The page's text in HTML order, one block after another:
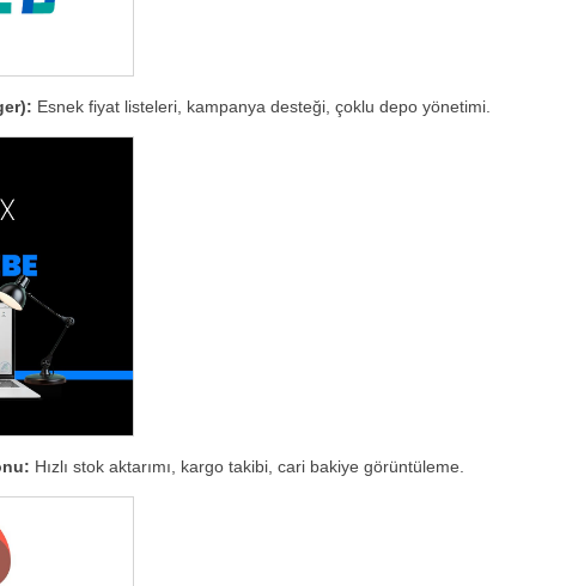
Esnek fiyat listeleri, kampanya desteği, çoklu depo yönetimi.
Hızlı stok aktarımı, kargo takibi, cari bakiye görüntüleme.